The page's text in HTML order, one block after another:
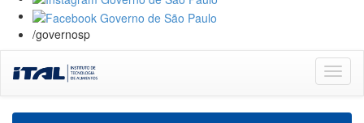
/governosp
navigation